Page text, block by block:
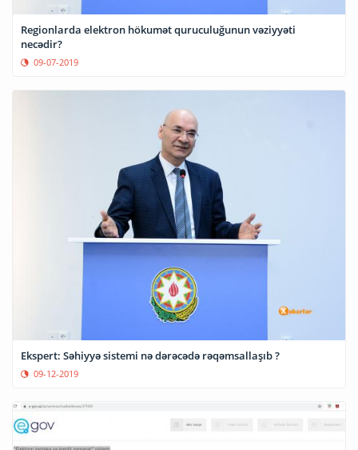
Regionlarda elektron hökumət quruculuğunun vəziyyəti
necədir?
09-07-2019
Ekspert: Səhiyyə sistemi nə dərəcədə rəqəmsallaşıb ?
09-12-2019